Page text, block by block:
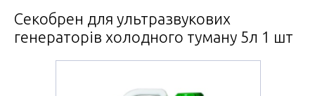
Секобрен для ультразвукових
генераторів холодного туману 5л 1 шт